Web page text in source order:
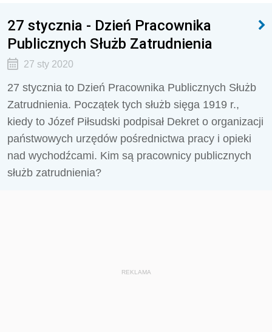
27 stycznia - Dzień Pracownika
Publicznych Służb Zatrudnienia
27 sty 2020
27 stycznia to Dzień Pracownika Publicznych Służb
Zatrudnienia. Początek tych służb sięga 1919 r.,
kiedy to Józef Piłsudski podpisał Dekret o organizacji
państwowych urzędów pośrednictwa pracy i opieki
nad wychodźcami. Kim są pracownicy publicznych
służb zatrudnienia?
REKLAMA